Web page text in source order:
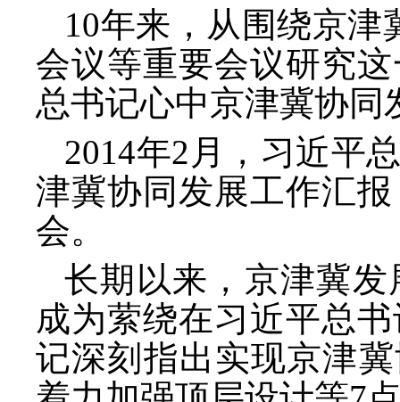
10年来，从围绕京
会议等重要会议研究
总书记心中京津冀协同
2014年2月，习近平
津冀协同发展工作汇
会。
长期以来，京津冀
成为萦绕在习近平总
记深刻指出实现京津